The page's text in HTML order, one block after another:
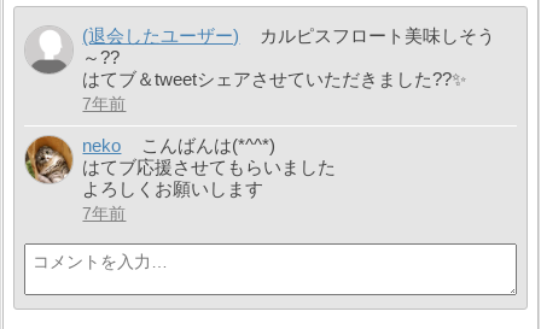
(退会したユーザー)
カルピスフロート美味しそう
～??
はてブ＆tweetシェアさせていただきました??✨
7年前
neko
こんばんは(*^^*)
はてブ応援させてもらいました
よろしくお願いします
7年前